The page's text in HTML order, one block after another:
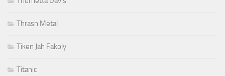
Thrash Metal
Tiken Jah Fakoly
Titanic